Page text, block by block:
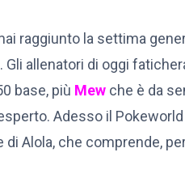
raggiunto la settima
allenatori di oggi
base, più Mew che è da
Adesso il
di Alola, che comprende,